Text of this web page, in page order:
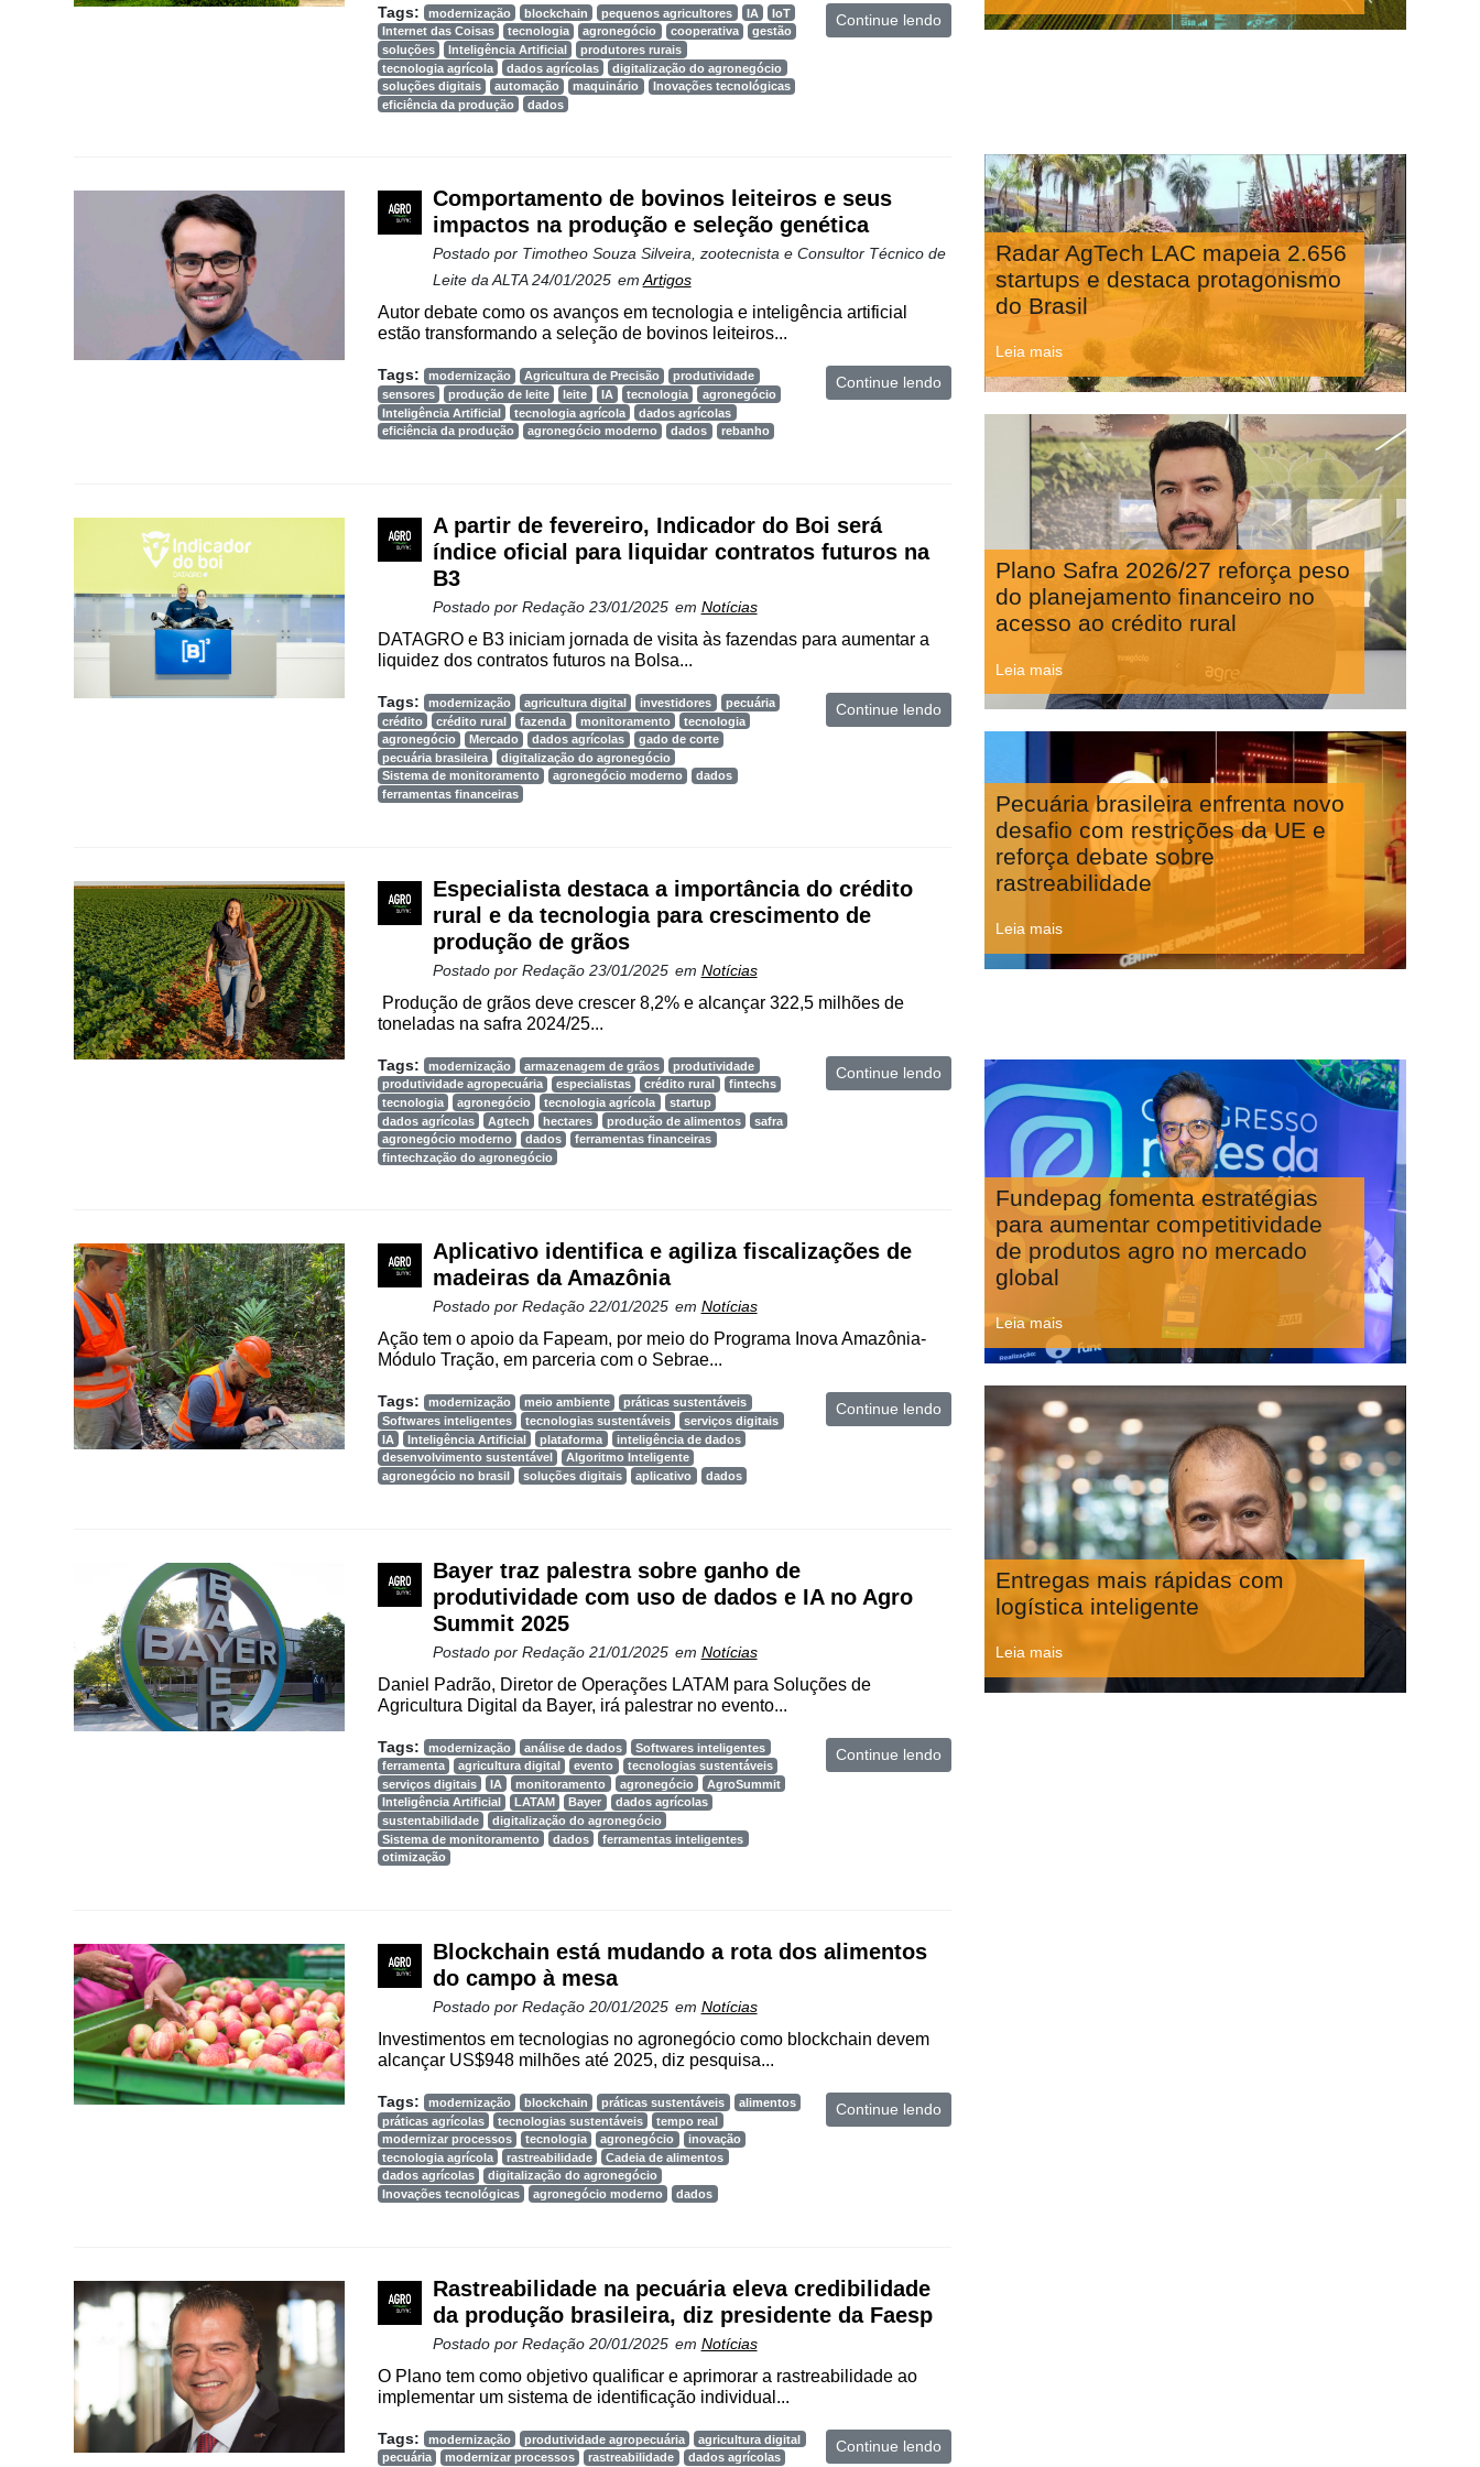
Robótica
Tecnologia
Tecprime
Agro
Consulting
Manager
Tags: modernização blockchain pequenos agricultores IA
IoT
Internet das Coisas
tecnologia agronegócio cooperativa
gestão
soluções
Inteligência Artificial
produtores rurais
tecnologia agrícola
dados agrícolas
digitalização do agronegócio
soluções digitais
automação maquinário
Inovações tecnológicas
eficiência da produção
dados
Continue lendo
Comportamento de bovinos leiteiros e seus
impactos na produção e seleção genética
Postado por Timotheo Souza Silveira, zootecnista e Consultor Técnico de
Leite da ALTA24/01/2025 emArtigos
Autor debate como os avanços em tecnologia e inteligência artificial
estão transformando a seleção de bovinos leiteiros...
Tags: modernização Agricultura de Precisão
produtividade
sensores
produção de leite leite IA tecnologia
agronegócio
Inteligência Artificial
tecnologia agrícola
dados agrícolas
eficiência da produção
agronegócio moderno dados rebanho
Continue lendo
A partir de fevereiro, Indicador do Boi será
índice oficial para liquidar contratos futuros na
B3
Postado por Redação 23/01/2025 em Notícias
DATAGRO e B3 iniciam jornada de visita às fazendas para aumentar a
liquidez dos contratos futuros na Bolsa...
Tags: modernização agricultura digital investidores
pecuária
crédito
crédito rural fazenda monitoramento
tecnologia
agronegócio
Mercado dados agrícolas
gado de corte
pecuária brasileira
digitalização do agronegócio
Sistema de monitoramento
agronegócio moderno
dados
ferramentas financeiras
Continue lendo
Especialista destaca a importância do crédito
rural e da tecnologia para crescimento de
produção de grãos
Postado por Redação 23/01/2025 em Notícias
Produção de grãos deve crescer 8,2% e alcançar 322,5 milhões de
toneladas na safra 2024/25...
Tags: modernização armazenagem de grãos
produtividade
produtividade agropecuária
especialistas crédito rural
fintechs
tecnologia
agronegócio tecnologia agrícola
startup
dados agrícolas
Agtech hectares produção de alimentos
safra
agronegócio moderno
dados
ferramentas financeiras
fintechzação do agronegócio
Continue lendo
Aplicativo identifica e agiliza fiscalizações de
madeiras da Amazônia
Postado por Redação 22/01/2025 em Notícias
Ação tem o apoio da Fapeam, por meio do Programa Inova Amazônia-
Módulo Tração, em parceria com o Sebrae...
Tags: modernização meio ambiente
práticas sustentáveis
Softwares inteligentes
tecnologias sustentáveis
serviços digitais
IA
Inteligência Artificial plataforma
inteligência de dados
desenvolvimento sustentável
Algoritmo Inteligente
agronegócio no brasil
soluções digitais aplicativo dados
Continue lendo
Bayer traz palestra sobre ganho de
produtividade com uso de dados e IA no Agro
Summit 2025
Postado por Redação 21/01/2025 em Notícias
Daniel Padrão, Diretor de Operações LATAM para Soluções de
Agricultura Digital da Bayer, irá palestrar no evento...
Tags: modernização análise de dados
Softwares inteligentes
ferramenta
agricultura digital evento
tecnologias sustentáveis
serviços digitais
IA monitoramento agronegócio
AgroSummit
Inteligência Artificial
LATAM Bayer
dados agrícolas
sustentabilidade
digitalização do agronegócio
Sistema de monitoramento
dados
ferramentas inteligentes
otimização
Continue lendo
Blockchain está mudando a rota dos alimentos
do campo à mesa
Postado por Redação 20/01/2025 em Notícias
Investimentos em tecnologias no agronegócio como blockchain devem
alcançar US$948 milhões até 2025, diz pesquisa...
Tags: modernização blockchain práticas sustentáveis
alimentos
práticas agrícolas
tecnologias sustentáveis
tempo real
modernizar processos
tecnologia agronegócio
inovação
tecnologia agrícola
rastreabilidade
Cadeia de alimentos
dados agrícolas
digitalização do agronegócio
Inovações tecnológicas
agronegócio moderno dados
Continue lendo
Rastreabilidade na pecuária eleva credibilidade
da produção brasileira, diz presidente da Faesp
Postado por Redação 20/01/2025 em Notícias
O Plano tem como objetivo qualificar e aprimorar a rastreabilidade ao
implementar um sistema de identificação individual...
Tags: modernização produtividade agropecuária
agricultura digital
pecuária
modernizar processos rastreabilidade dados agrícolas
Continue lendo
Radar AgTech LAC mapeia 2.656
startups e destaca protagonismo
do Brasil
Leia mais
Plano Safra 2026/27 reforça peso
do planejamento financeiro no
acesso ao crédito rural
Leia mais
Pecuária brasileira enfrenta novo
desafio com restrições da UE e
reforça debate sobre
rastreabilidade
Leia mais
Fundepag fomenta estratégias
para aumentar competitividade
de produtos agro no mercado
global
Leia mais
Entregas mais rápidas com
logística inteligente
Leia mais